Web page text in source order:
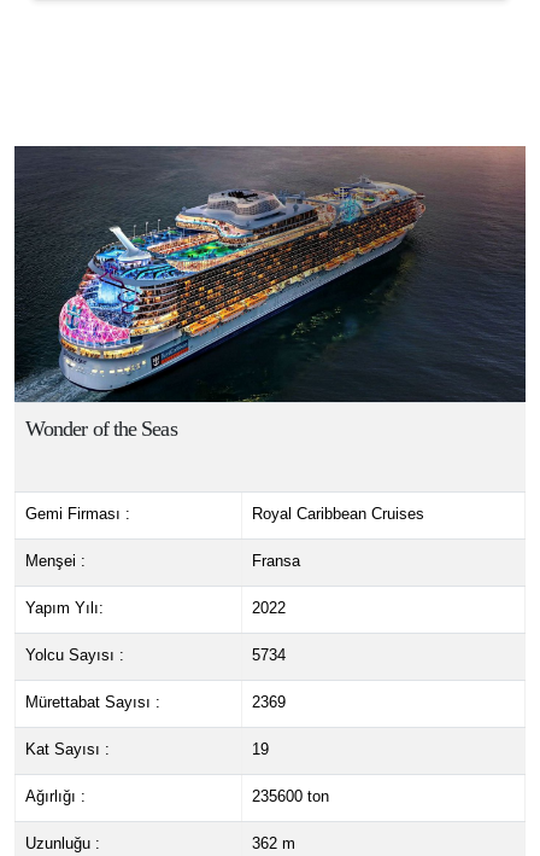
Wonder of the Seas
Gemi Firması : Royal Caribbean Cruises
Menşei : Fransa
Yapım Yılı: 2022
Yolcu Sayısı : 5734
Mürettabat Sayısı : 2369
Kat Sayısı : 19
Ağırlığı : 235600 ton
Uzunluğu : 362 m